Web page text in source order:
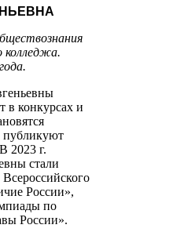
колледжа.
в конкурсах и
публикуют
2023 г.
стали
России»,
по
России».